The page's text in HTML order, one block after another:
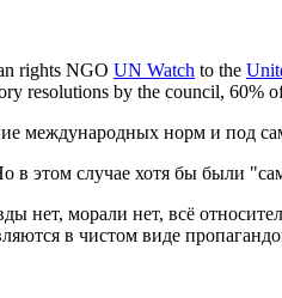
rights NGO UN Watch to the
resolutions by the council, 60%
международных норм и под
в этом случае хотя бы были
морали нет, всё
в чистом виде